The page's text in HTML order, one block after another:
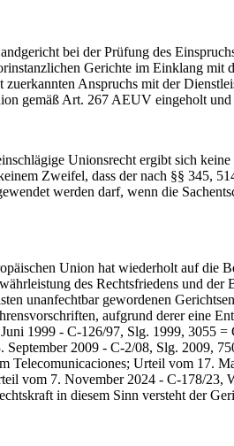
bei der Prüfung des Einspruchs
Gerichte im Einklang mit
Anspruchs mit der
gemäß Art. 267 AEUV eingeholt
Unionsrecht ergibt sich keine
Zweifel, dass der nach §§ 345,
werden darf, wenn die
Union hat wiederholt auf die
des Rechtsfriedens und
unanfechtbar gewordenen
aufgrund derer eine
1999 - C-126/97, Slg. 1999, 3055
2009 - C-2/08, Slg. 2009,
Telecomunicaciones; Urteil vom 17.
vom 7. November 2024 - C-178/
in diesem Sinn versteht der